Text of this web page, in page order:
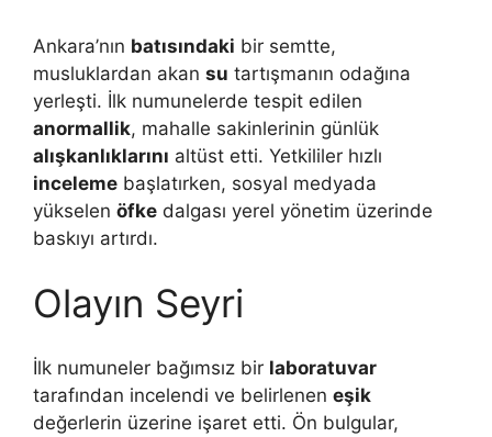
Ankara’nın batısındaki bir semtte,
musluklardan akan su tartışmanın odağına
yerleşti. İlk numunelerde tespit edilen
anormallik, mahalle sakinlerinin günlük
alışkanlıklarını altüst etti. Yetkililer hızlı
inceleme başlatırken, sosyal medyada
yükselen öfke dalgası yerel yönetim üzerinde
baskıyı artırdı.
Olayın Seyri
İlk numuneler bağımsız bir laboratuvar
tarafından incelendi ve belirlenen eşik
değerlerin üzerine işaret etti. Ön bulgular,